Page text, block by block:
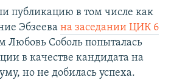
публикацию в том числе как
Эбзеева на заседании ЦИК 6
Любовь Соболь попыталась
в качестве кандидата на
но не добилась успеха.